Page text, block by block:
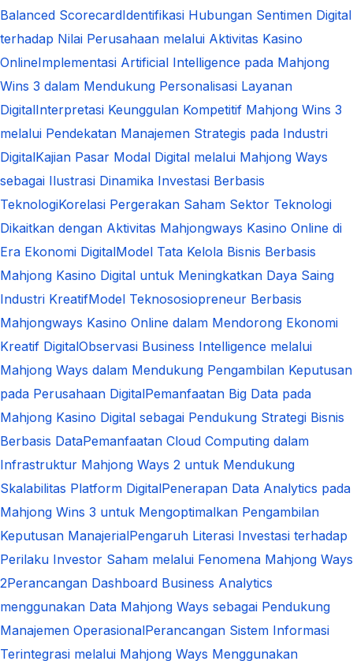
Balanced ScorecardIdentifikasi Hubungan Sentimen Digital
terhadap Nilai Perusahaan melalui Aktivitas Kasino
OnlineImplementasi Artificial Intelligence pada Mahjong
Wins 3 dalam Mendukung Personalisasi Layanan
DigitalInterpretasi Keunggulan Kompetitif Mahjong Wins 3
melalui Pendekatan Manajemen Strategis pada Industri
DigitalKajian Pasar Modal Digital melalui Mahjong Ways
sebagai Ilustrasi Dinamika Investasi Berbasis
TeknologiKorelasi Pergerakan Saham Sektor Teknologi
Dikaitkan dengan Aktivitas Mahjongways Kasino Online di
Era Ekonomi DigitalModel Tata Kelola Bisnis Berbasis
Mahjong Kasino Digital untuk Meningkatkan Daya Saing
Industri KreatifModel Teknososiopreneur Berbasis
Mahjongways Kasino Online dalam Mendorong Ekonomi
Kreatif DigitalObservasi Business Intelligence melalui
Mahjong Ways dalam Mendukung Pengambilan Keputusan
pada Perusahaan DigitalPemanfaatan Big Data pada
Mahjong Kasino Digital sebagai Pendukung Strategi Bisnis
Berbasis DataPemanfaatan Cloud Computing dalam
Infrastruktur Mahjong Ways 2 untuk Mendukung
Skalabilitas Platform DigitalPenerapan Data Analytics pada
Mahjong Wins 3 untuk Mengoptimalkan Pengambilan
Keputusan ManajerialPengaruh Literasi Investasi terhadap
Perilaku Investor Saham melalui Fenomena Mahjong Ways
2Perancangan Dashboard Business Analytics
menggunakan Data Mahjong Ways sebagai Pendukung
Manajemen OperasionalPerancangan Sistem Informasi
Terintegrasi melalui Mahjong Ways Menggunakan